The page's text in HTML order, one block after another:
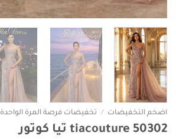
اضخم التخفيضات / تخفيضات فرصة المرة الواحدة
tiacouture 50302 تيا كوتور